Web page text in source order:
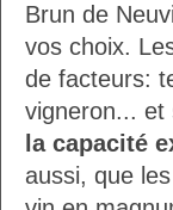
Brun de
vos choix.
de facteurs:
vigneron... et
la capacité
aussi, que